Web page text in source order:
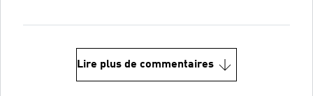
Lire plus de commentaires